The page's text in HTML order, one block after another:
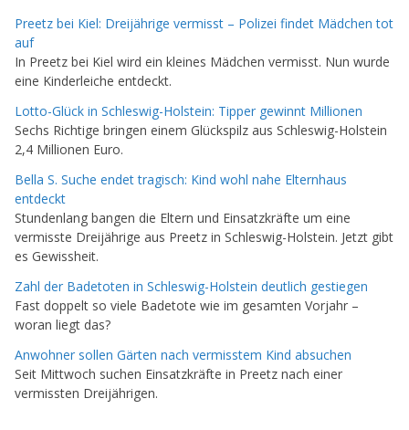
Preetz bei Kiel: Dreijährige vermisst – Polizei findet Mädchen tot
auf
In Preetz bei Kiel wird ein kleines Mädchen vermisst. Nun wurde
eine Kinderleiche entdeckt.
Lotto-Glück in Schleswig-Holstein: Tipper gewinnt Millionen
Sechs Richtige bringen einem Glückspilz aus Schleswig-Holstein
2,4 Millionen Euro.
Bella S. Suche endet tragisch: Kind wohl nahe Elternhaus
entdeckt
Stundenlang bangen die Eltern und Einsatzkräfte um eine
vermisste Dreijährige aus Preetz in Schleswig-Holstein. Jetzt gibt
es Gewissheit.
Zahl der Badetoten in Schleswig-Holstein deutlich gestiegen
Fast doppelt so viele Badetote wie im gesamten Vorjahr –
woran liegt das?
Anwohner sollen Gärten nach vermisstem Kind absuchen
Seit Mittwoch suchen Einsatzkräfte in Preetz nach einer
vermissten Dreijährigen.